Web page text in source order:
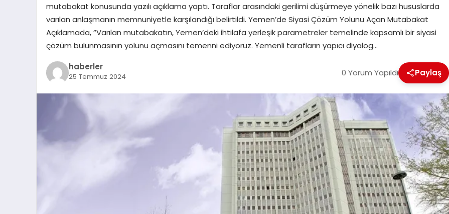
mutabakat konusunda yazılı açıklama yaptı. Taraflar arasındaki gerilimi düşürmeye yönelik bazı hususlarda
varılan anlaşmanın memnuniyetle karşılandığı belirtildi. Yemen’de Siyasi Çözüm Yolunu Açan Mutabakat
Açıklamada, “Varılan mutabakatın, Yemen’deki ihtilafa yerleşik parametreler temelinde kapsamlı bir siyasi
çözüm bulunmasının yolunu açmasını temenni ediyoruz. Yemenli tarafların yapıcı diyalog…
haberler
25 Temmuz 2024 0 Yorum Yapıldı Paylaş